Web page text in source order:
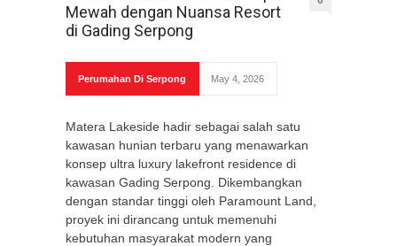
Mewah dengan Nuansa Resort
di Gading Serpong
Perumahan Di Serpong May 4, 2026
Matera Lakeside hadir sebagai salah satu
kawasan hunian terbaru yang menawarkan
konsep ultra luxury lakefront residence di
kawasan Gading Serpong. Dikembangkan
dengan standar tinggi oleh Paramount Land,
proyek ini dirancang untuk memenuhi
kebutuhan masyarakat modern yang